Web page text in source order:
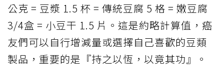
公克 = 豆漿 1.5 杯 = 傳統豆腐 5 格 = 嫩豆腐
3/4盒 = 小豆干 1.5 片。這是約略計算值，癌
友們可以自行增減量或選擇自己喜歡的豆類
製品，重要的是『持之以恆，以竟其功』。